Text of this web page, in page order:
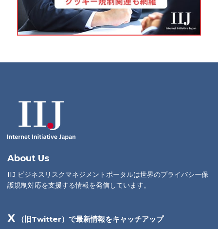
About Us
IIJ ビジネスリスクマネジメントポータルは世界のプライバシー保
護規制対応を支援する情報を発信しています。
X （旧Twitter）で最新情報をキャッチアップ